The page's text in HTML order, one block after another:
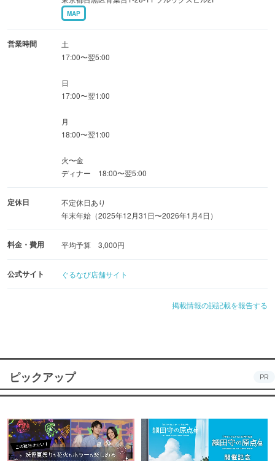
MAP
営業時間
土
17:00〜翌5:00
日
17:00〜翌1:00
月
18:00〜翌1:00
火〜金
ディナー 18:00〜翌5:00
定休日
不定休日あり
年末年始（2025年12月31日〜2026年1月4日）
料金・費用 平均予算 3,000円
公式サイト ぐるなび店舗サイト
掲載情報の誤記載を報告する
ピックアップ PR